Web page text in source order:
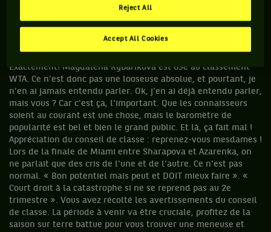
plaisirs, moi je dis que c’est du grand n'importe quoi. Prenons
un tournoi au hasard : Kuala Lumpur. A la fin du tableau, quel
trop facile. Alors prenons un autre tournoi, toujours au
Exactement! Magdalena Rybarikova est 69e au classement
WTA. Ce n'est donc pas une looseuse absolue, et pourtant, je
n’en ai jamais entendu parler. Ok, j'en ai déjà entendu parler,
mais vous ? Car c'est ça, l'important. Que les connaisseurs
soient au courant est une chose, mais le baromètre de
popularité est bel et bien le grand public. Et là, ça fait mal !
Appréciation du conseil de classe : reprenez-vous mesdames !
Lors de la finale de Miami entre Sharapova et Azarenka, on
ne parlait que des cris de l'une et de l'autre. Ce n'est pas
normal. « Bon potentiel mais peut et DOIT mieux faire ». «
Court droit à la catastrophe si ne se reprend pas au 2e
trimestre ». Vous avez récolté les avertissements du conseil
de classe. La période à venir va être cruciale, profitez de la
saison sur terre battue pour vous trouver une meneuse et
Reject All
Accept All Cookies